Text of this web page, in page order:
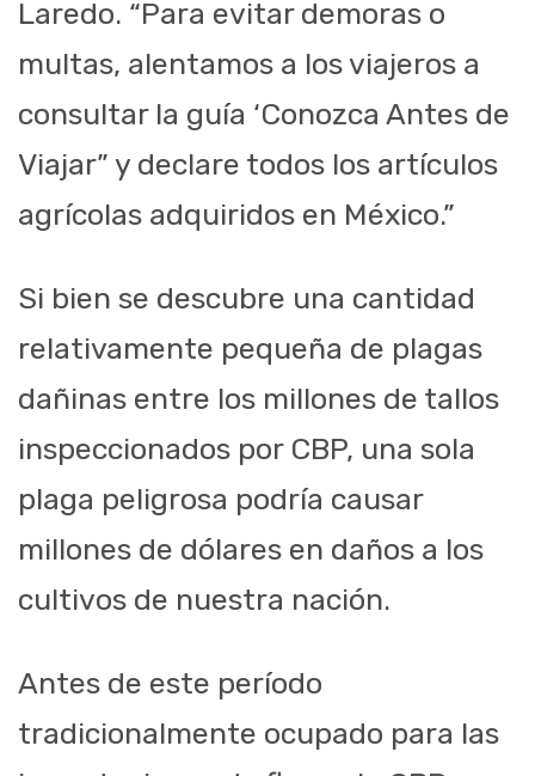
Laredo. “Para evitar demoras o
multas, alentamos a los viajeros a
consultar la guía ‘Conozca Antes de
Viajar” y declare todos los artículos
agrícolas adquiridos en México.”
Si bien se descubre una cantidad
relativamente pequeña de plagas
dañinas entre los millones de tallos
inspeccionados por CBP, una sola
plaga peligrosa podría causar
millones de dólares en daños a los
cultivos de nuestra nación.
Antes de este período
tradicionalmente ocupado para las